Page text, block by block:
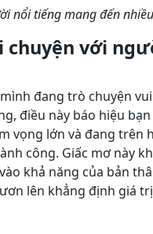
nổi tiếng mang đến
chuyện với
đang trò chuyện
điều này báo hiệu
vọng lớn và đang trên
công. Giấc mơ này
khả năng của bản
lên khẳng định giá